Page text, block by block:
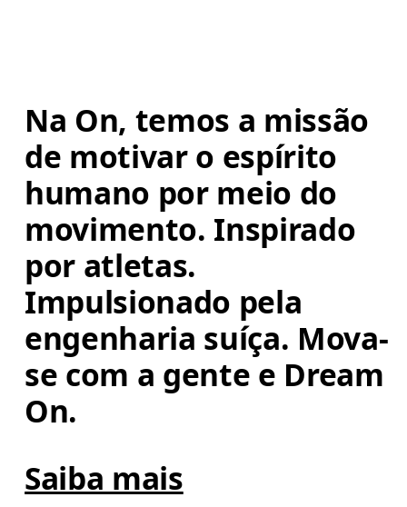
Na On, temos a missão
de motivar o espírito
humano por meio do
movimento. Inspirado
por atletas.
Impulsionado pela
engenharia suíça. Mova-
se com a gente e Dream
On.
Saiba mais